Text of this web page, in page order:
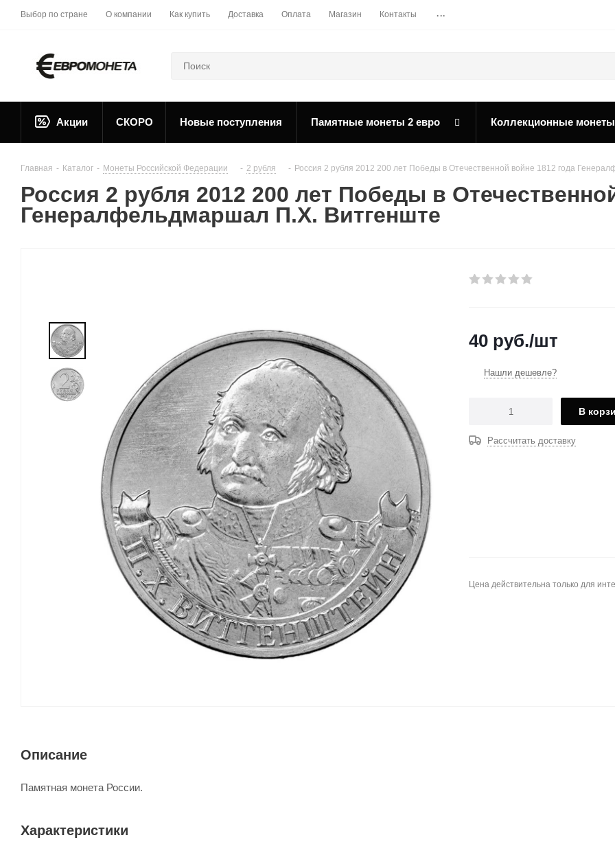
Выбор по стране О компании Как купить Доставка Оплата Магазин Контакты ...
Акции СКОРО Новые поступления Памятные монеты 2 евро Коллекционные
Главная - Каталог - Монеты Российской Федерации - 2 рубля - Россия 2 рубля 2012 200 лет Победы в Отечественной войне 1812 года
Россия 2 рубля 2012 200 лет Победы в
Генералфельдмаршал П.Х. Витгенште
40 руб./шт
Нашли дешевле?
В
Рассчитать доставку
Цена действительна только для
Описание
Памятная монета России.
Характеристики